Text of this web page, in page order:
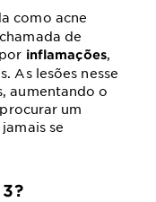
como acne
de
inflamações,
As lesões nesse
aumentando o
um
se